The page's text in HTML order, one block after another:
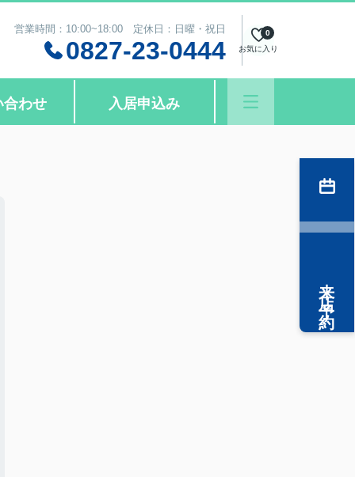
営業時間：10:00~18:00 定休日：日曜・祝日
0827-23-0444 お気に入り
0
合わせ 入居申込み
来店予約